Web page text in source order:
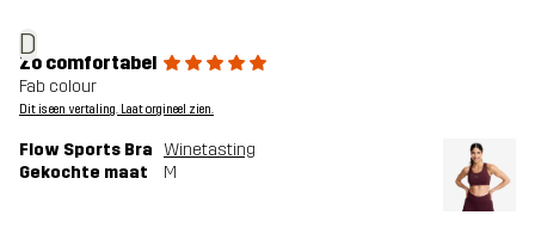
D
Zo comfortabel
Fab colour
Dit is een vertaling. Laat orgineel zien.
Flow Sports Bra
Winetasting
Gekochte maat
M